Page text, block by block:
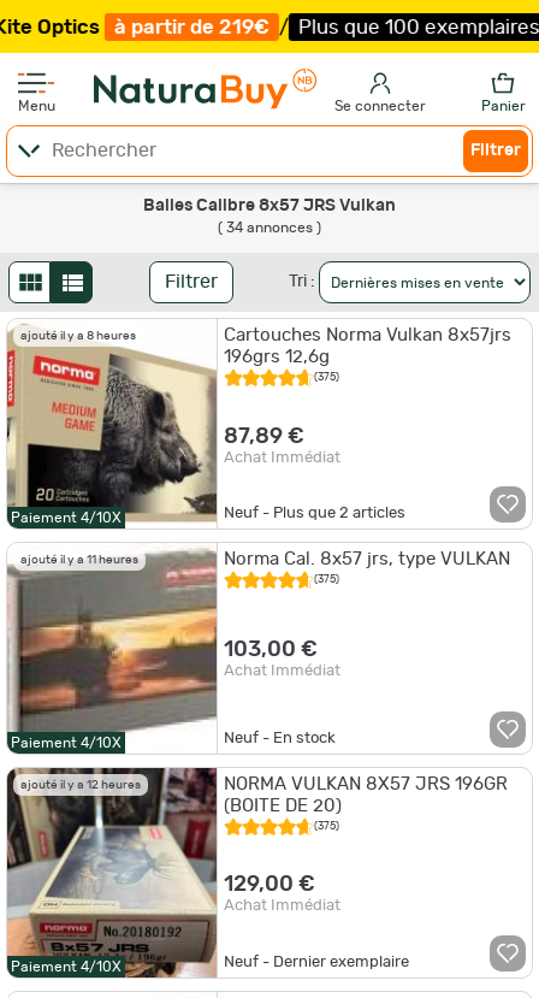
à partir de 219€ / Plus que 100 exemplaires ! /
Menu Se connecter Panier
Filtrer
Balles Calibre 8x57 JRS Vulkan
( 34 annonces )
Filtrer Tri :
ajouté il y a 8 heures
Paiement 4/10X
Cartouches Norma Vulkan 8x57jrs
196grs 12,6g
(375)
87,89 €
Achat Immédiat
Neuf - Plus que2 articles
ajouté il y a 11 heures
Paiement 4/10X
Norma Cal. 8x57 jrs, type VULKAN
(375)
103,00 €
Achat Immédiat
Neuf - En stock
ajouté il y a 12 heures
Paiement 4/10X
NORMA VULKAN 8X57 JRS 196GR
(BOITE DE 20)
(375)
129,00 €
Achat Immédiat
Neuf - Dernier exemplaire